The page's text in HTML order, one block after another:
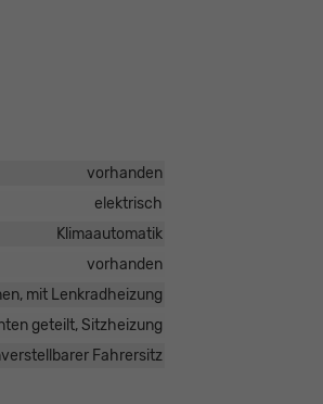
vorhanden
elektrisch
Klimaautomatik
vorhanden
mit Lenkradheizung
geteilt, Sitzheizung
Fahrersitz